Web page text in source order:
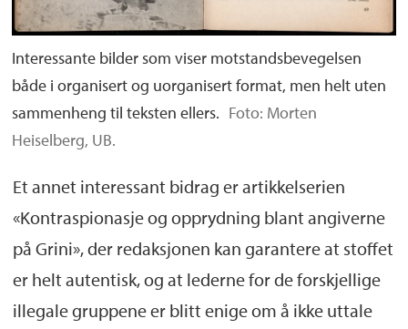
Interessante bilder som viser motstandsbevegelsen
både i organisert og uorganisert format, men helt uten
sammenheng til teksten ellers. Foto: Morten
Heiselberg, UB.
Et annet interessant bidrag er artikkelserien
«Kontraspionasje og opprydning blant angiverne
på Grini», der redaksjonen kan garantere at stoffet
er helt autentisk, og at lederne for de forskjellige
illegale gruppene er blitt enige om å ikke uttale